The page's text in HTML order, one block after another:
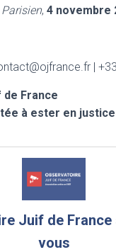
Parisien, 4 novembre
|
France
à ester en justice
Juif de
vous